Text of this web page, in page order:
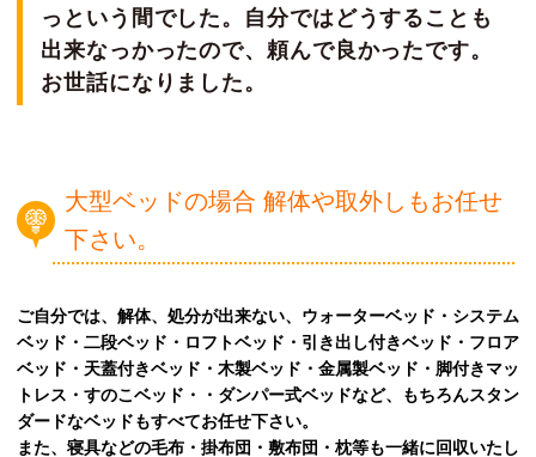
っという間でした。自分ではどうすることも
出来なっかったので、頼んで良かったです。
お世話になりました。
大型ベッドの場合 解体や取外しもお任せ
下さい。
ご自分では、解体、処分が出来ない、ウォーターベッド・システム
ベッド・二段ベッド・ロフトベッド・引き出し付きベッド・フロア
ベッド・天蓋付きベッド・木製ベッド・金属製ベッド・脚付きマッ
トレス・すのこベッド・・ダンパー式ベッドなど、もちろんスタン
ダードなベッドもすべてお任せ下さい。
また、寝具などの毛布・掛布団・敷布団・枕等も一緒に回収いたし